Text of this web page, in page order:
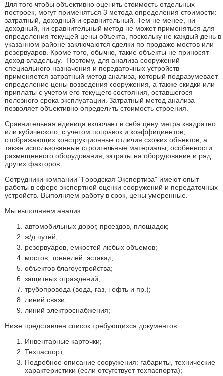
Для того чтобы объективно оценить стоимость отдельных
построек, могут применяться 3 метода определения стоимости:
затратный, доходный и сравнительный. Тем не менее, ни
доходный, ни сравнительный метод не может применяться для
определения текущей цены объекта, поскольку не каждый день в
указанном районе заключаются сделки по продаже мостов или
резервуаров. Кроме того, обычно, такие объекты не приносят
доход владельцу. Поэтому, для анализа сооружений
специального назначения и передаточных устройств
применяется затратный метод анализа, который подразумевает
определение цены возведения сооружения, а также скидки или
приплаты с учетом его текущего состояния, оставшегося
полезного срока эксплуатации. Затратный метод анализа
позволяет объективно определить стоимость строения.
Сравнительная единица включает в себя цену метра квадратно
или кубического, с учетом поправок и коэффициентов,
отображающих конструкционные отличия схожих объектов, а
также использованные строительные материалы, особенности
размещенного оборудования, затраты на оборудование и ряд
других факторов.
Сотрудники компании "Городская Экспертиза" имеют опыт
работы в сфере экспертной оценки сооружений и передаточных
устройств. Выполняем работу в срок, цены умеренные.
Мы выполняем анализ:
автомобильных дорог, проездов, площадок;
ж/д путей;
резервуаров, емкостей любых объемов;
мостов, тоннелей, эстакад;
объектов благоустройства;
защитных ограждений;
трубопровода (вода, газ, нефть и пр.);
линий связи;
линий электроснабжения;
Ниже представлен список требующихся документов:
Инвентарные карточки;
Техпаспорт;
Подробное описание сооружения: габариты, технические
характеристики (если отсутствует техпаспорта);